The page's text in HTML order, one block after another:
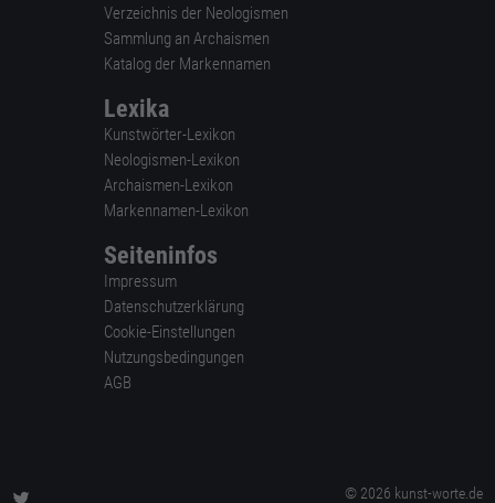
Verzeichnis der Neologismen
Sammlung an Archaismen
Katalog der Markennamen
Lexika
Kunstwörter-Lexikon
Neologismen-Lexikon
Archaismen-Lexikon
Markennamen-Lexikon
Seiteninfos
Impressum
Datenschutzerklärung
Cookie-Einstellungen
Nutzungsbedingungen
AGB
© 2026 kunst-worte.de